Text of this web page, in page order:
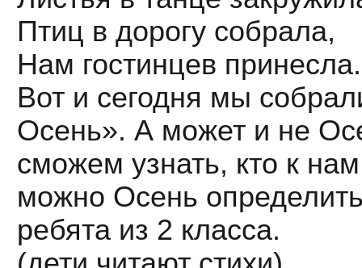
Птиц в дорогу собрала,
Нам гостинцев принесла.
Вот и сегодня мы
Осень». А может и не
сможем узнать, кто к
можно Осень
ребята из 2 класса.